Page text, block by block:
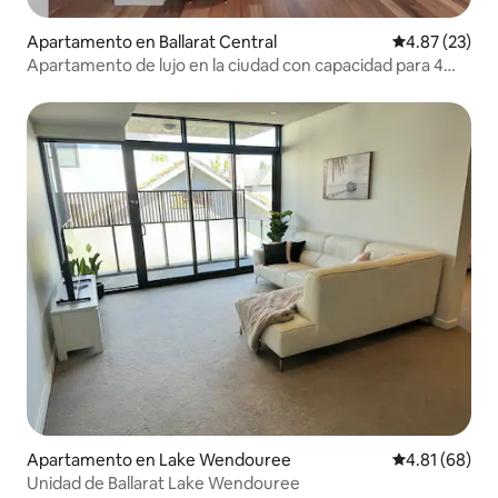
Apartamento en Ballarat Central Calificación
4.87 (23)
Apartamento de lujo en la ciudad con capacidad para 4
Apartamento en Lake Wendouree Calificación
4.81 (68)
Unidad de Ballarat Lake Wendouree